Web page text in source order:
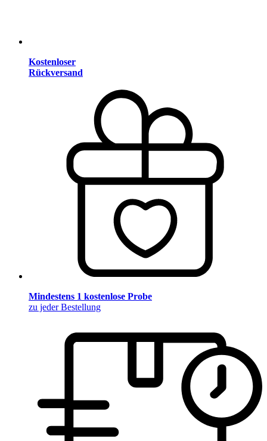
Kostenloser
Rückversand
Mindestens 1 kostenlose Probe
zu jeder Bestellung